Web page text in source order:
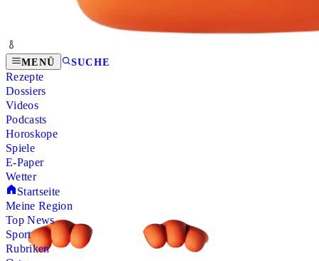
MENÜ SUCHE
Rezepte
Dossiers
Videos
Podcasts
Horoskope
Spiele
E-Paper
Wetter
Startseite
Meine Region
Top News
Sport
Rubriken